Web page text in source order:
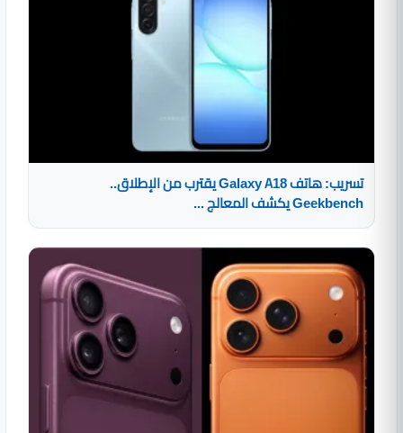
تسريب: هاتف Galaxy A18 يقترب من الإطلاق..
Geekbench يكشف المعالج ...